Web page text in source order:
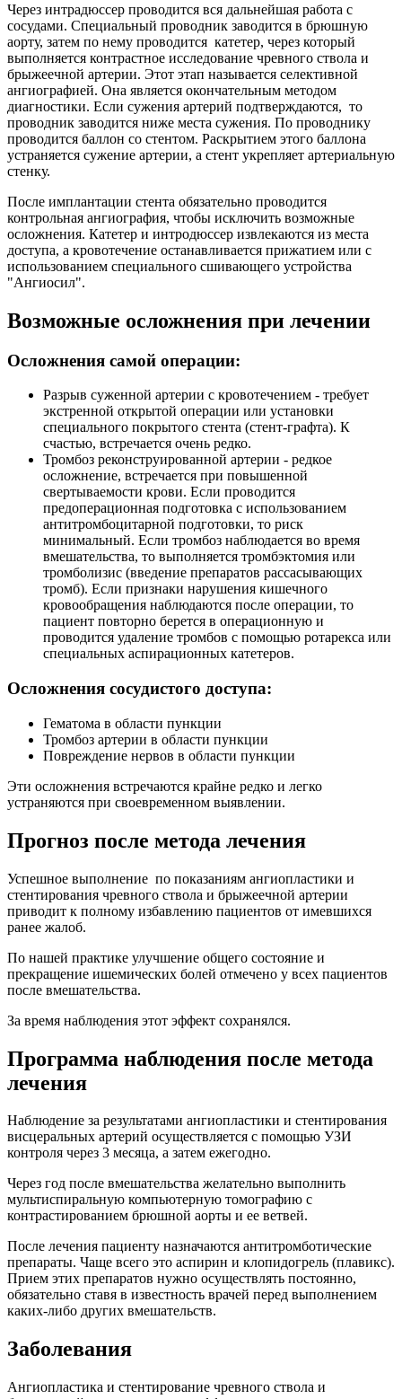
Через интрадюссер проводится вся дальнейшая работа с
сосудами. Специальный проводник заводится в брюшную
аорту, затем по нему проводится катетер, через который
выполняется контрастное исследование чревного ствола и
брыжеечной артерии. Этот этап называется селективной
ангиографией. Она является окончательным методом
диагностики. Если сужения артерий подтверждаются, то
проводник заводится ниже места сужения. По проводнику
проводится баллон со стентом. Раскрытием этого баллона
устраняется сужение артерии, а стент укрепляет артериальную
стенку.
После имплантации стента обязательно проводится
контрольная ангиография, чтобы исключить возможные
осложнения. Катетер и интродюссер извлекаются из места
доступа, а кровотечение останавливается прижатием или с
использованием специального сшивающего устройства
"Ангиосил".
Возможные осложнения при лечении
Осложнения самой операции:
Разрыв суженной артерии с кровотечением - требует
экстренной открытой операции или установки
специального покрытого стента (стент-графта). К
счастью, встречается очень редко.
Тромбоз реконструированной артерии - редкое
осложнение, встречается при повышенной
свертываемости крови. Если проводится
предоперационная подготовка с использованием
антитромбоцитарной подготовки, то риск
минимальный. Если тромбоз наблюдается во время
вмешательства, то выполняется тромбэктомия или
тромболизис (введение препаратов рассасывающих
тромб). Если признаки нарушения кишечного
кровообращения наблюдаются после операции, то
пациент повторно берется в операционную и
проводится удаление тромбов с помощью ротарекса или
специальных аспирационных катетеров.
Осложнения сосудистого доступа:
Гематома в области пункции
Тромбоз артерии в области пункции
Повреждение нервов в области пункции
Эти осложнения встречаются крайне редко и легко
устраняются при своевременном выявлении.
Прогноз после метода лечения
Успешное выполнение по показаниям ангиопластики и
стентирования чревного ствола и брыжеечной артерии
приводит к полному избавлению пациентов от имевшихся
ранее жалоб.
По нашей практике улучшение общего состояние и
прекращение ишемических болей отмечено у всех пациентов
после вмешательства.
За время наблюдения этот эффект сохранялся.
Программа наблюдения после метода
лечения
Наблюдение за результатами ангиопластики и стентирования
висцеральных артерий осуществляется с помощью УЗИ
контроля через 3 месяца, а затем ежегодно.
Через год после вмешательства желательно выполнить
мультиспиральную компьютерную томографию с
контрастированием брюшной аорты и ее ветвей.
После лечения пациенту назначаются антитромботические
препараты. Чаще всего это аспирин и клопидогрель (плавикс).
Прием этих препаратов нужно осуществлять постоянно,
обязательно ставя в известность врачей перед выполнением
каких-либо других вмешательств.
Заболевания
Ангиопластика и стентирование чревного ствола и